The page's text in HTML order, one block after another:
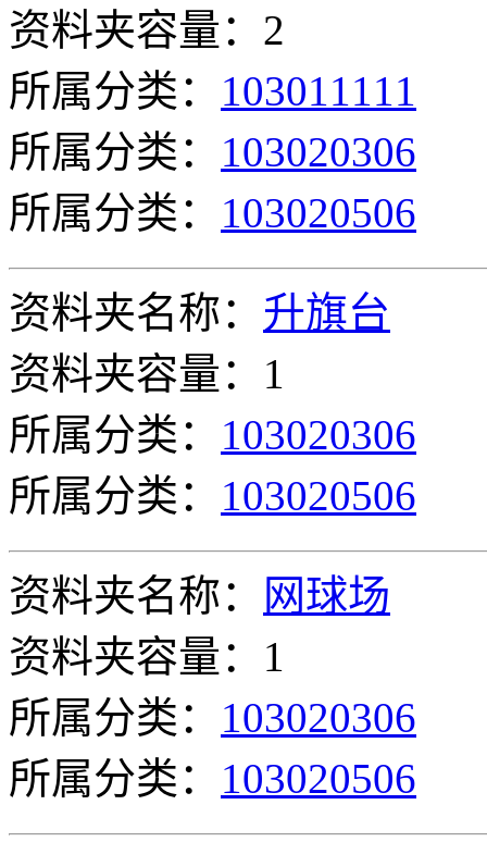
资料夹容量：2
所属分类： 103011111
所属分类： 103020306
所属分类： 103020506
资料夹名称： 升旗台
资料夹容量：1
所属分类： 103020306
所属分类： 103020506
资料夹名称：
网球场
资料夹容量：1
所属分类： 103020306
所属分类： 103020506